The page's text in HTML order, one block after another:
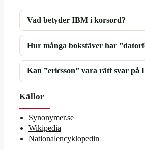
Vad betyder IBM i korsord?
Hur många bokstäver har
Kan ”ericsson” vara rätt svar på
Källor
Synonymer.se
Wikipedia
Nationalencyklopedin